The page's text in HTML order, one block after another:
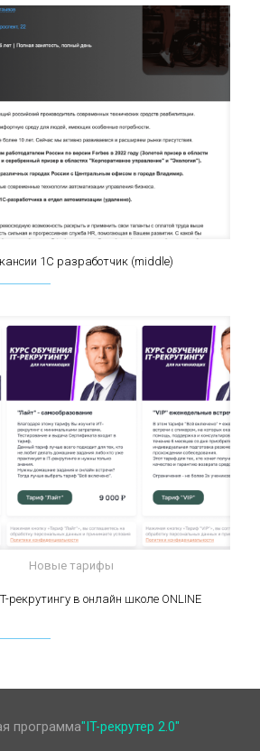
маркетолога
вакансии 1С разработчик
1С разработчик (middle)
обучения IT-рекрутингу в онлайн
Новые тарифы
рекрутингу в онлайн школе ONLINE
программа"IT-рекрутер 2.0"